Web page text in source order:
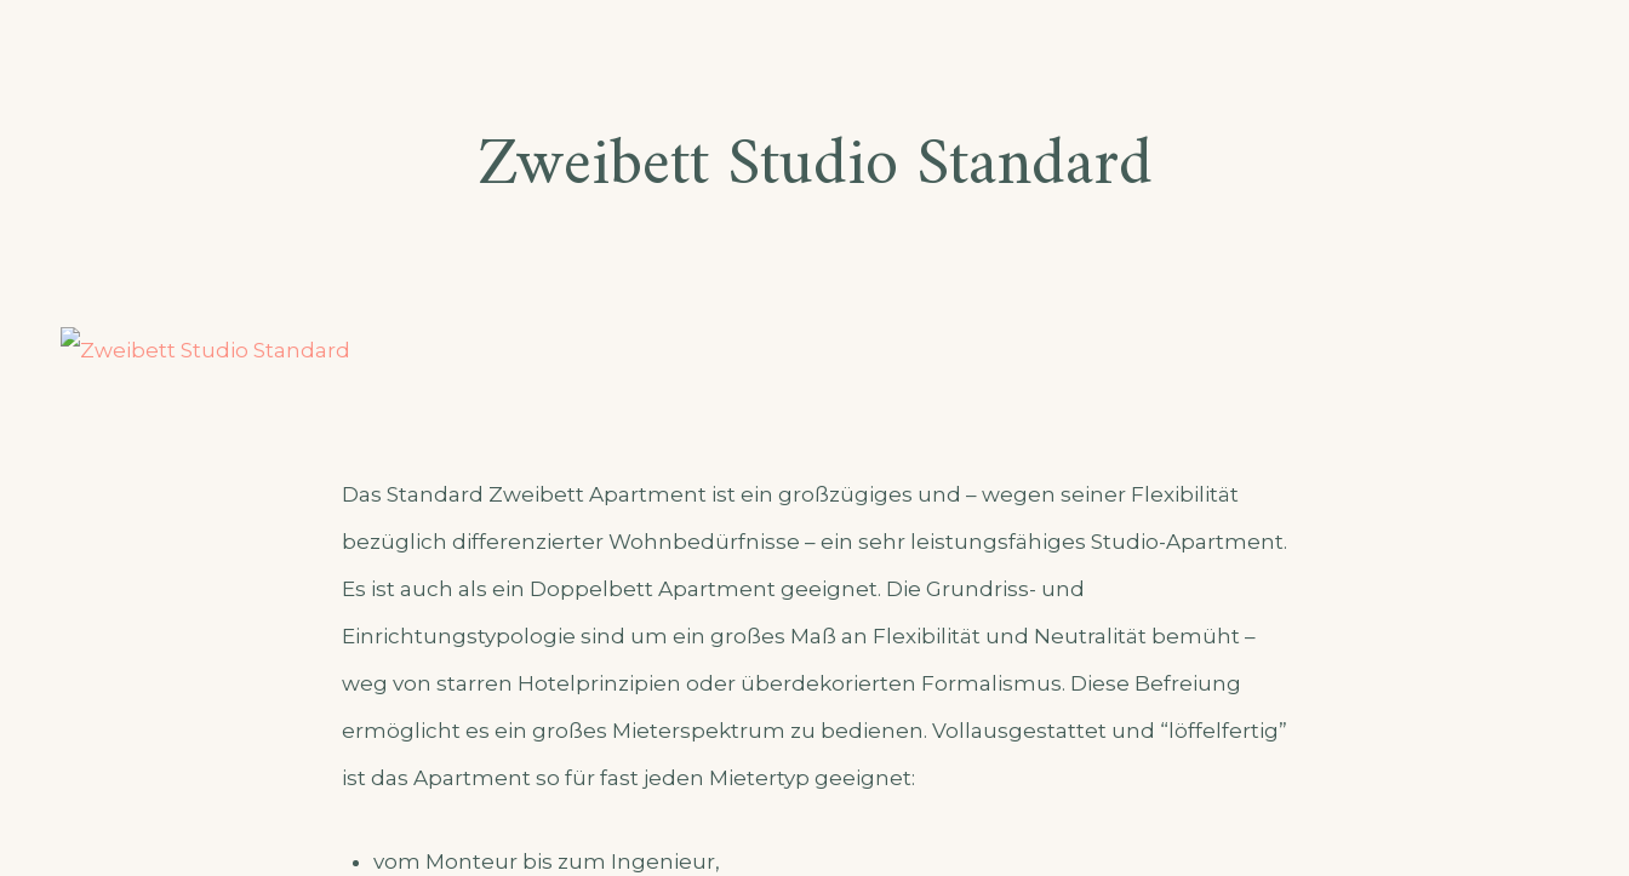
Zweibett Studio Standard
Das Standard Zweibett Apartment ist ein großzügiges und – wegen seiner Flexibilität
bezüglich differenzierter Wohnbedürfnisse – ein sehr leistungsfähiges Studio-Apartment.
Es ist auch als ein Doppelbett Apartment geeignet. Die Grundriss- und
Einrichtungstypologie sind um ein großes Maß an Flexibilität und Neutralität bemüht –
weg von starren Hotelprinzipien oder überdekorierten Formalismus. Diese Befreiung
ermöglicht es ein großes Mieterspektrum zu bedienen. Vollausgestattet und “löffelfertig”
ist das Apartment so für fast jeden Mietertyp geeignet:
vom Monteur bis zum Ingenieur,